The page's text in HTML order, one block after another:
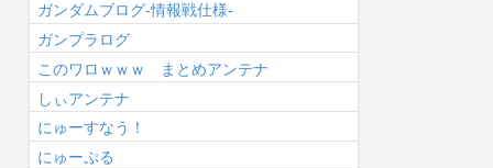
ガンダムブログ-情報戦仕様-
ガンプラログ
このワロｗｗｗ まとめアンテナ
しぃアンテナ
にゅーすなう！
にゅーぷる